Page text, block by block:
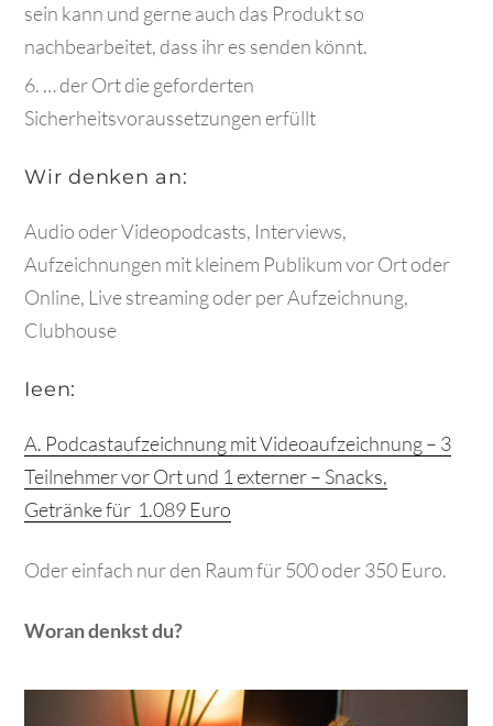
sein kann und gerne auch das Produkt so
nachbearbeitet, dass ihr es senden könnt.
… der Ort die geforderten
Sicherheitsvoraussetzungen erfüllt
Wir denken an:
Audio oder Videopodcasts, Interviews,
Aufzeichnungen mit kleinem Publikum vor Ort oder
Online, Live streaming oder per Aufzeichnung,
Clubhouse
Ieen:
A. Podcastaufzeichnung mit Videoaufzeichnung – 3
Teilnehmer vor Ort und 1 externer – Snacks,
Getränke für 1.089 Euro
Oder einfach nur den Raum für 500 oder 350 Euro.
Woran denkst du?